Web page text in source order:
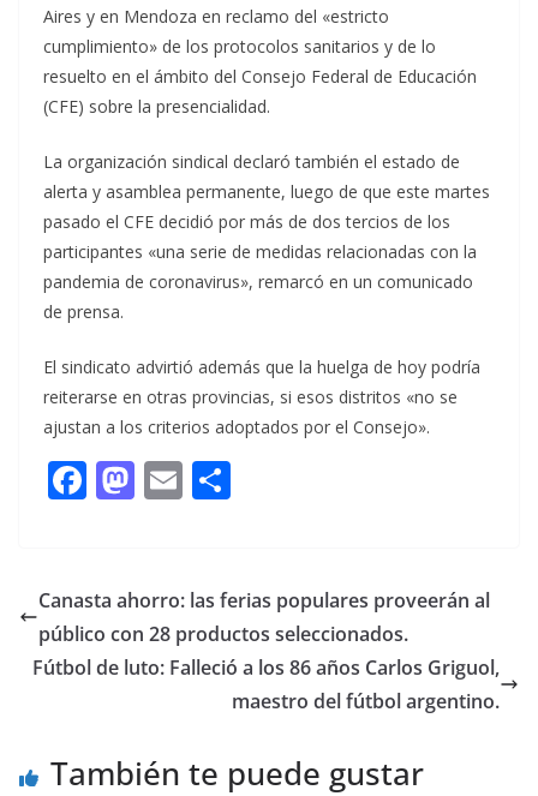
Aires y en Mendoza en reclamo del «estricto
cumplimiento» de los protocolos sanitarios y de lo
resuelto en el ámbito del Consejo Federal de Educación
(CFE) sobre la presencialidad.
La organización sindical declaró también el estado de
alerta y asamblea permanente, luego de que este martes
pasado el CFE decidió por más de dos tercios de los
participantes «una serie de medidas relacionadas con la
pandemia de coronavirus», remarcó en un comunicado
de prensa.
El sindicato advirtió además que la huelga de hoy podría
reiterarse en otras provincias, si esos distritos «no se
ajustan a los criterios adoptados por el Consejo».
F
b
o
o
M
d
o
n
E
l p
ar
ti
r
Canasta ahorro: las ferias populares proveerán al
público con 28 productos seleccionados.
Fútbol de luto: Falleció a los 86 años Carlos Griguol,
maestro del fútbol argentino.
También te puede gustar